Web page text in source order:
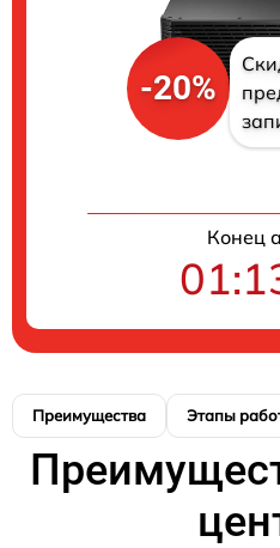
-20%
Конец
Преимущества Этапы